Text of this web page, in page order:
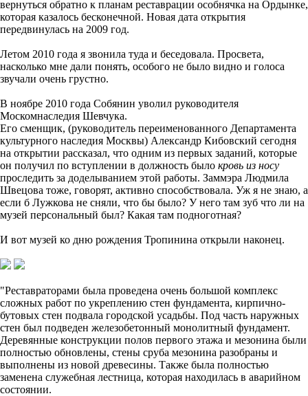
вернуться обратно к планам реставрации особнячка на Ордынке,
которая казалось бесконечной. Новая дата открытия
передвинулась на 2009 год.
Летом 2010 года я звонила туда и беседовала. Просвета,
насколько мне дали понять, особого не было видно и голоса
звучали очень грустно.
В ноябре 2010 года Собянин уволил руководителя
Москомнаследия Шевчука.
Его сменщик, (руководитель переименованного Департамента
культурного наследия Москвы) Александр Кибовский сегодня
на открытии рассказал, что одним из первых заданий, которые
он получил по вступлении в должность было кровь из носу
проследить за доделыванием этой работы. Заммэра Людмила
Швецова тоже, говорят, активно способствовала. Уж я не знаю, а
если б Лужкова не сняли, что бы было? У него там зуб что ли на
музей персональный был? Какая там подноготная?
И вот музей ко дню рождения Тропинина открыли наконец.
"Реставраторами была проведена очень большой комплекс
сложных работ по укреплению стен фундамента, кирпично-
бутовых стен подвала городской усадьбы. Под часть наружных
стен был подведен железобетонный монолитный фундамент.
Деревянные конструкции полов первого этажа и мезонина были
полностью обновлены, стены сруба мезонина разобраны и
выполнены из новой древесины. Также была полностью
заменена служебная лестница, которая находилась в аварийном
состоянии.